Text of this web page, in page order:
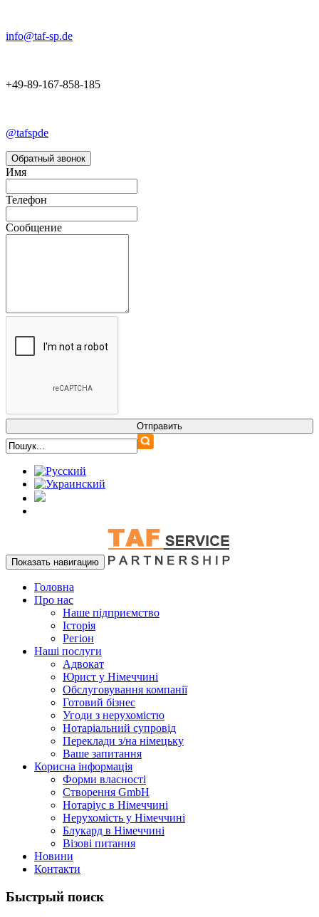
info@taf-sp.de
+49-89-167-858-185
@tafspde
Обратный звонок
Имя
Телефон
Сообщение
Показать навигацию
Головна
Про нас
Наше підприємство
Історія
Регіон
Наші послуги
Адвокат
Юрист у Німеччині
Обслуговування компанії
Готовий бізнес
Угоди з нерухомістю
Нотаріальний супровід
Переклади з/на німецьку
Ваше запитання
Корисна інформація
Форми власності
Створення GmbH
Нотаріус в Німеччині
Нерухомість у Німеччині
Блукард в Німеччині
Візові питання
Новини
Контакти
Быстрый поиск